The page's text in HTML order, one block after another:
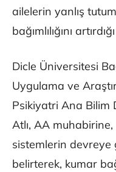
ailelerin yanlış
bağımlılığını
Dicle Üniversitesi
Uygulama ve
Psikiyatri Ana Bilim
Atlı, AA muhabirine,
sistemlerin devreye
belirterek, kumar